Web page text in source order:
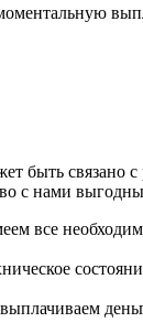
быть связано с
с нами
все